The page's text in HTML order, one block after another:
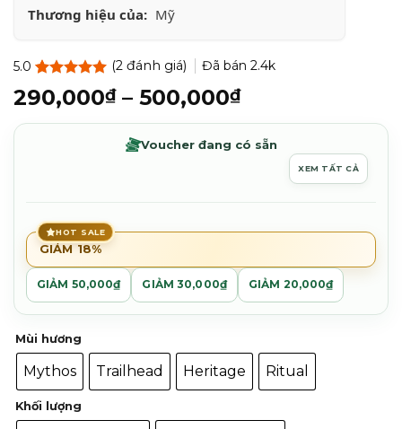
Thương hiệu của: Mỹ
5.0
5.0 trên 5
dựa trên
2
(2đánh giá) Đã bán 2.4k
290,000₫ – 500,000₫Khoảng
giá:
từ
290,000₫
Voucher đang có sẵn
XEM TẤT CẢ
HOT SALE
GIẢM 18%
GIẢM 50,000₫ GIẢM 30,000₫ GIẢM 20,000₫
Mùi hương
Mythos Trailhead Heritage Ritual
Khối lượng